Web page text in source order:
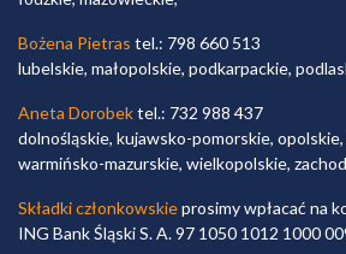
Bożena Pietras tel.: 798 660 513
lubelskie, małopolskie, podkarpackie,
Aneta Dorobektel.: 732 988 437
dolnośląskie, kujawsko-pomorskie,
warmińsko-mazurskie, wielkopolskie,
Składki członkowskieprosimy wpłacać na
ING Bank Śląski S. A. 97 1050 1012 1000